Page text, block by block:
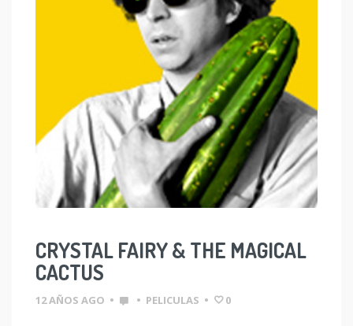
CRYSTAL FAIRY & THE MAGICAL
CACTUS
12 AÑOS AGO • • PELICULAS • 0